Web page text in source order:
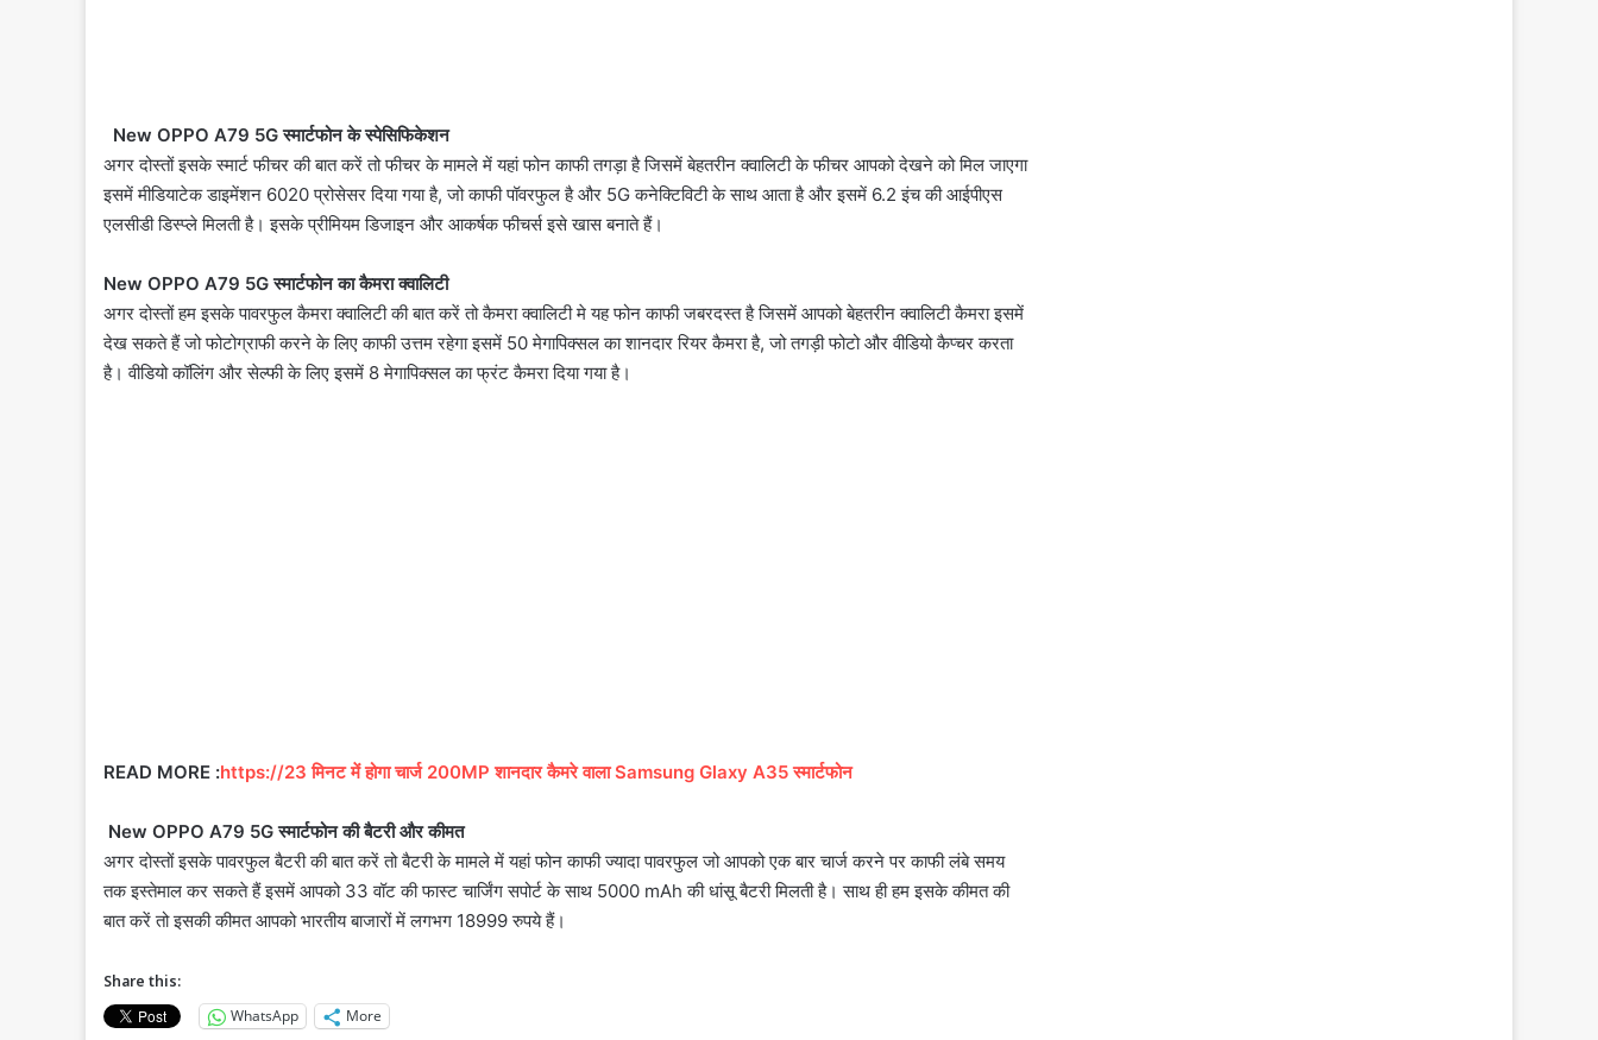
New OPPO A79 5G स्मार्टफोन के स्पेसिफिकेशन
अगर दोस्तों इसके स्मार्ट फीचर की बात करें तो फीचर के मामले में यहां फोन काफी तगड़ा है जिसमें बेहतरीन क्वालिटी के फीचर आपको देखने को मिल जाएगा
इसमें मीडियाटेक डाइमेंशन 6020 प्रोसेसर दिया गया है, जो काफी पॉवरफुल है और 5G कनेक्टिविटी के साथ आता है और इसमें 6.2 इंच की आईपीएस
एलसीडी डिस्प्ले मिलती है। इसके प्रीमियम डिजाइन और आकर्षक फीचर्स इसे खास बनाते हैं।
New OPPO A79 5G स्मार्टफोन का कैमरा क्वालिटी
अगर दोस्तों हम इसके पावरफुल कैमरा क्वालिटी की बात करें तो कैमरा क्वालिटी मे यह फोन काफी जबरदस्त है जिसमें आपको बेहतरीन क्वालिटी कैमरा इसमें
देख सकते हैं जो फोटोग्राफी करने के लिए काफी उत्तम रहेगा इसमें 50 मेगापिक्सल का शानदार रियर कैमरा है, जो तगड़ी फोटो और वीडियो कैप्चर करता
है। वीडियो कॉलिंग और सेल्फी के लिए इसमें 8 मेगापिक्सल का फ्रंट कैमरा दिया गया है।
READ MORE :https://23 मिनट में होगा चार्ज 200MP शानदार कैमरे वाला Samsung Glaxy A35 स्मार्टफोन
New OPPO A79 5G स्मार्टफोन की बैटरी और कीमत
अगर दोस्तों इसके पावरफुल बैटरी की बात करें तो बैटरी के मामले में यहां फोन काफी ज्यादा पावरफुल जो आपको एक बार चार्ज करने पर काफी लंबे समय
तक इस्तेमाल कर सकते हैं इसमें आपको 33 वॉट की फास्ट चार्जिंग सपोर्ट के साथ 5000 mAh की धांसू बैटरी मिलती है। साथ ही हम इसके कीमत की
बात करें तो इसकी कीमत आपको भारतीय बाजारों में लगभग 18999 रुपये हैं।
Share this:
WhatsApp
More